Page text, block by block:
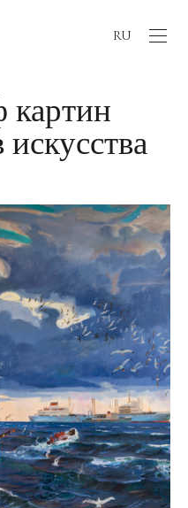
RU
картин